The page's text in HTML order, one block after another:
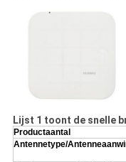
Lijst 1 toont de snelle
Productaantal
Antennetype/